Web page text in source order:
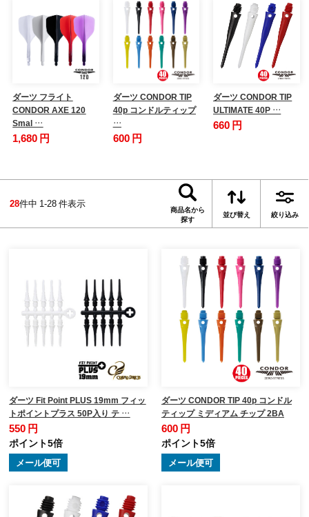
ダーツ フライト
CONDOR AXE 120
Smal …
1,680 円
ダーツ CONDOR TIP
40p コンドルティップ
…
600 円
ダーツ CONDOR TIP
ULTIMATE 40P …
660 円
28件中 1-28 件表示
商品名から
探す
並び替え 絞り込み
ダーツ Fit Point PLUS 19mm フィッ
トポイントプラス 50P入り テ …
550 円
ポイント5倍
メール便可
ダーツ CONDOR TIP 40p コンドル
ティップ ミディアム チップ 2BA
600 円
ポイント5倍
メール便可